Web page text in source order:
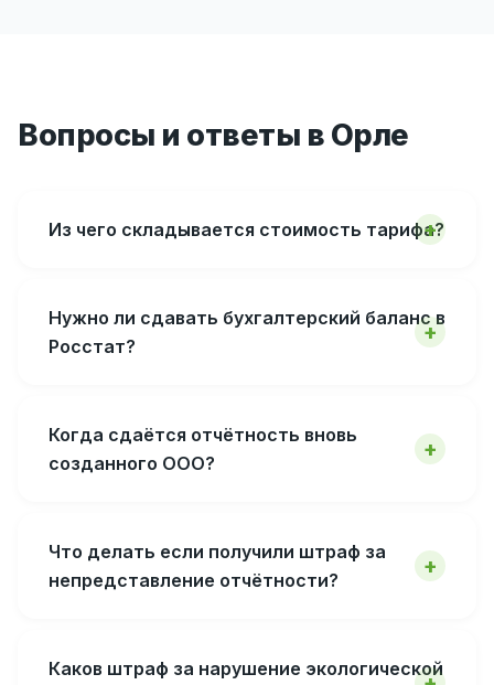
Вопросы и ответы в Орле
Из чего складывается стоимость тарифа?
Нужно ли сдавать бухгалтерский баланс в
Росстат?
Когда сдаётся отчётность вновь
созданного ООО?
Что делать если получили штраф за
непредставление отчётности?
Каков штраф за нарушение экологической